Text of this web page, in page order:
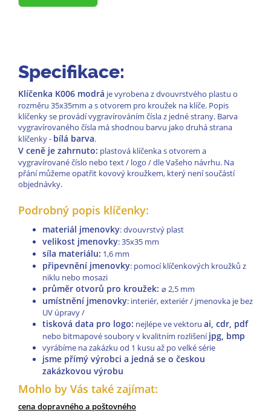
Specifikace:
Klíčenka K006 modrá je vyrobena z dvouvrstvého plastu o
rozměru 35x35mm a s otvorem pro kroužek na klíče. Popis
klíčenky se provádí vygravírováním čísla z jedné strany. Barva
vygravírovaného čísla má shodnou barvu jako druhá strana
klíčenky - bílá barva.
V ceně je zahrnuto: plastová klíčenka s otvorem a
vygravírované číslo nebo text / logo / dle Vašeho návrhu. Na
přání můžeme opatřit kovový kroužkem, který není součástí
objednávky.
Podrobný popis klíčenky:
materiál jmenovky: dvouvrstvý plast
velikost jmenovky: 35x35 mm
síla materiálu: 1,6 mm
připevnění jmenovky: pomocí klíčenkových kroužků z
niklu nebo mosazi
průměr otvorů pro kroužek: ⌀2,5 mm
umístnění jmenovky: interiér, exteriér / jmenovka je bez
UV úpravy /
tisková data pro logo: nejlépe ve vektoru ai, cdr, pdf
nebo bitmapové soubory v kvalitním rozlišeníjpg, bmp
vyrábíme na zakázku od 1 kusu až po velké série
jsme přímý výrobci a jedná se o českou
zakázkovou výrobu
Mohlo by Vás také zajímat:
cena dopravného a poštovného